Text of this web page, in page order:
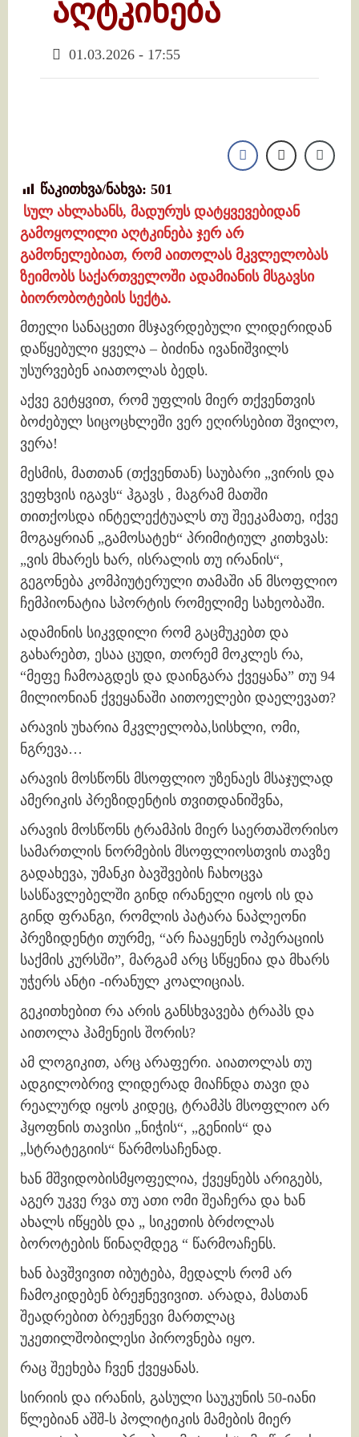
აღტკინება
01.03.2026 - 17:55
წაკითხვა/ნახვა: 501
სულ ახლახანს, მადურუს დატყვევებიდან
გამოყოლილი აღტკინება ჯერ არ
გამონელებიათ, რომ აითოლას მკვლელობას
ზეიმობს საქართველოში ადამიანის მსგავსი
ბიორობოტების სექტა.
მთელი სანაცეთი მსჯავრდებული ლიდერიდან
დაწყებული ყველა – ბიძინა ივანიშვილს
უსურვებენ აიათოლას ბედს.
აქვე გეტყვით, რომ უფლის მიერ თქვენთვის
ბოძებულ სიცოცხლეში ვერ ეღირსებით შვილო,
ვერა!
მესმის, მათთან (თქვენთან) საუბარი „ვირის და
ვეფხვის იგავს“ ჰგავს , მაგრამ მათში
თითქოსდა ინტელექტუალს თუ შეეკამათე, იქვე
მოგაყრიან „გამოსატეხ“ პრიმიტიულ კითხვას:
„ვის მხარეს ხარ, ისრალის თუ ირანის“,
გეგონება კომპიუტერული თამაში ან მსოფლიო
ჩემპიონატია სპორტის რომელიმე სახეობაში.
ადამინის სიკვდილი რომ გაცმუკებთ და
გახარებთ, ესაა ცუდი, თორემ მოკლეს რა,
“მეფე ჩამოაგდეს და დაინგარა ქვეყანა” თუ 94
მილიონიან ქვეყანაში აითოელები დაელევათ?
არავის უხარია მკვლელობა,სისხლი, ომი,
ნგრევა…
არავის მოსწონს მსოფლიო უზენაეს მსაჯულად
ამერიკის პრეზიდენტის თვითდანიშვნა,
არავის მოსწონს ტრამპის მიერ საერთაშორისო
სამართლის ნორმების მსოფლიოსთვის თავზე
გადახევა, უმანკი ბავშვების ჩახოცვა
სასწავლებელში გინდ ირანელი იყოს ის და
გინდ ფრანგი, რომლის პატარა ნაპლეონი
პრეზიდენტი თურმე, “არ ჩააყენეს ოპერაციის
საქმის კურსში”, მარგამ არც სწყენია და მხარს
უჭერს ანტი -ირანულ კოალიციას.
გეკითხებით რა არის განსხვავება ტრაპს და
აითოლა ჰამენეის შორის?
ამ ლოგიკით, არც არაფერი. აიათოლას თუ
ადგილობრივ ლიდერად მიაჩნდა თავი და
რეალურდ იყოს კიდეც, ტრამპს მსოფლიო არ
ჰყოფნის თავისი „ნიჭის“, „გენიის“ და
„სტრატეგიის“ წარმოსაჩენად.
ხან მშვიდობისმყოფელია, ქვეყნებს არიგებს,
აგერ უკვე რვა თუ ათი ომი შეაჩერა და ხან
ახალს იწყებს და „ სიკეთის ბრძოლას
ბოროტების წინაღმდეგ “ წარმოაჩენს.
ხან ბავშვივით იბუტება, მედალს რომ არ
ჩამოკიდებენ ბრეჟნევივით. არადა, მასთან
შეადრებით ბრეჟნევი მართლაც
უკეთილშობილესი პიროვნება იყო.
რაც შეეხება ჩვენ ქვეყანას.
სირიის და ირანის, გასული საუკუნის 50-იანი
წლებიან აშშ-ს პოლიტიკის მამების მიერ